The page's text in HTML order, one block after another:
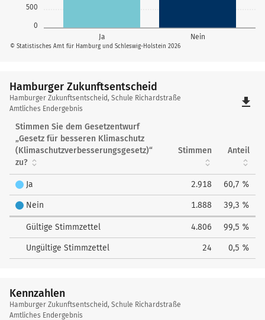
0
500
Ja Nein
© Statistisches Amt für Hamburg und Schleswig-Holstein 2026
Hamburger Zukunftsentscheid
Hamburger
Zukunftsentscheid
Hamburger Zukunftsentscheid, Schule Richardstraße
Amtliches Endergebnis
file_download
Stimmen Sie dem Gesetzentwurf
„Gesetz für besseren Klimaschutz
(Klimaschutzverbesserungsgesetz)“
zu?
Stimmen Anteil
Ja 2.918 60,7 %
Nein 1.888 39,3 %
Gültige Stimmzettel 4.806 99,5 %
Ungültige Stimmzettel 24 0,5 %
Kennzahlen
Kennzahlen
Hamburger Zukunftsentscheid, Schule Richardstraße
Amtliches Endergebnis